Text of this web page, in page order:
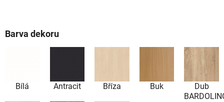
Barva dekoru
Bílá Antracit Bříza Buk
Dub